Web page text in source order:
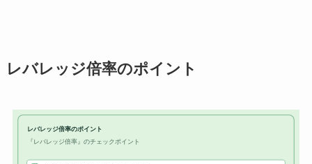
レバレッジ倍率のポイント
レバレッジ倍率のポイント
『レバレッジ倍率』のチェックポイント